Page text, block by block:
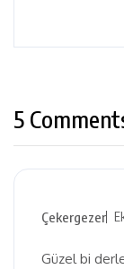
5
Çekergezer
Güzel bi